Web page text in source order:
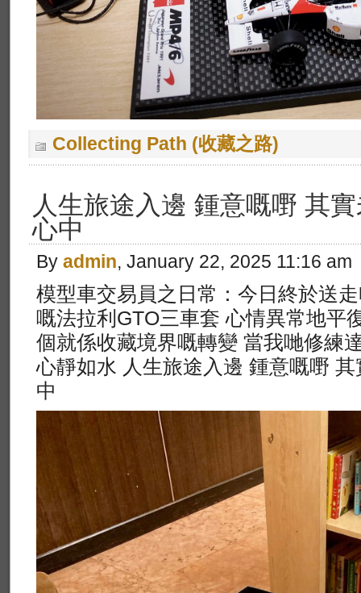
Collecting Path (收藏之路)
人生旅途入邊 鍾意嘅嘢 其
心中
By admin, January 22, 2025 11:16 am
模型車交易員之日常：今日終於送
嘅法拉利GTO三車套 心情異常地平
個就係收藏境界嘅轉變 當我哋修練
心靜如水 人生旅途入邊 鍾意嘅嘢
中